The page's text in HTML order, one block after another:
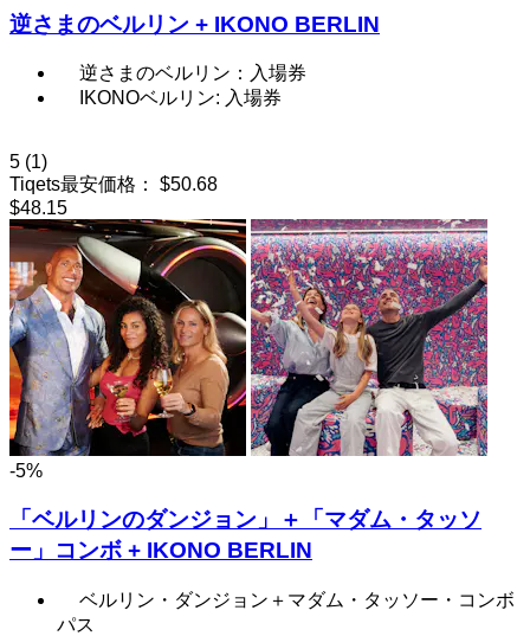
逆さまのベルリン + IKONO BERLIN
逆さまのベルリン：入場券
IKONOベルリン: 入場券
5 (1)
Tiqets最安価格：
$50.68
$48.15
-5%
「ベルリンのダンジョン」＋「マダム・タッソ
ー」コンボ + IKONO BERLIN
ベルリン・ダンジョン＋マダム・タッソー・コンボ
パス